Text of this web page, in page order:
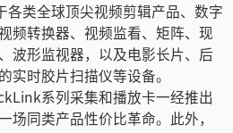
类全球顶尖视频剪辑产品、数字
频转换器、视频监看、矩阵、现
波形监视器，以及电影长片、后
实时胶片扫描仪等设备。
系列采集和播放卡一经推出
场同类产品性价比革命。此外，